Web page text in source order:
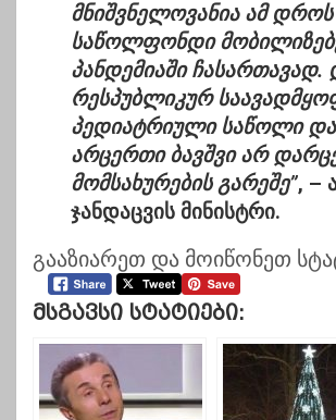
მნიშვნელოვანია ამ დროს
საწოლფონდი
პანდემიაში ჩასართავად.
რესპუბლიკურ
პედიატრიული საწოლი
არცერთი ბავშვი არ
მომსახურების გარეშე”, –
ჯანდაცვის მინისტრი.
გააზიარეთ და მოიწონეთ
Მსგავსი Სტატიები: